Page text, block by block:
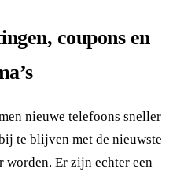
coupons en
nieuwe telefoons sneller
te blijven met de nieuwste
Er zijn echter een